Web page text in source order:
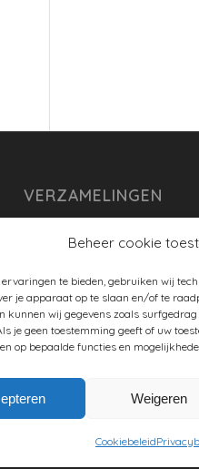
Beheer cookie
te bieden, gebruiken wij
je apparaat op te slaan en/of te
kunnen wij gegevens zoals
je geen toestemming geeft of uw
op bepaalde functies en
Weigeren
Cookiebeleid
VERZAMELINGEN
huishouden
spreekwoorden en gezegden
tuin